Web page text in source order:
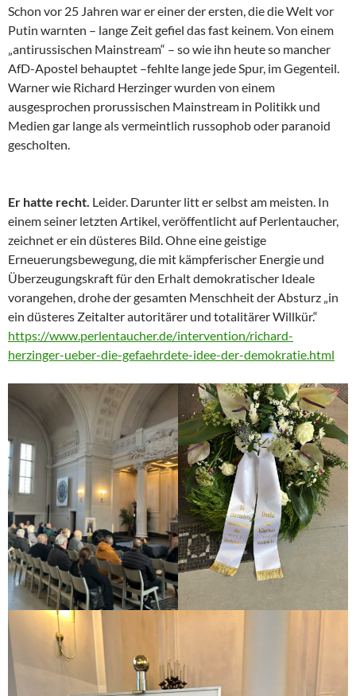
Schon vor 25 Jahren war er einer der ersten, die die Welt vor
Putin warnten – lange Zeit gefiel das fast keinem. Von einem
„antirussischen Mainstream“ – so wie ihn heute so mancher
AfD-Apostel behauptet –fehlte lange jede Spur, im Gegenteil.
Warner wie Richard Herzinger wurden von einem
ausgesprochen prorussischen Mainstream in Politikk und
Medien gar lange als vermeintlich russophob oder paranoid
gescholten.
Er hatte recht. Leider. Darunter litt er selbst am meisten. In
einem seiner letzten Artikel, veröffentlicht auf Perlentaucher,
zeichnet er ein düsteres Bild. Ohne eine geistige
Erneuerungsbewegung, die mit kämpferischer Energie und
Überzeugungskraft für den Erhalt demokratischer Ideale
vorangehen, drohe der gesamten Menschheit der Absturz „in
ein düsteres Zeitalter autoritärer und totalitärer Willkür.“
https://www.perlentaucher.de/intervention/richard-
herzinger-ueber-die-gefaehrdete-idee-der-demokratie.html